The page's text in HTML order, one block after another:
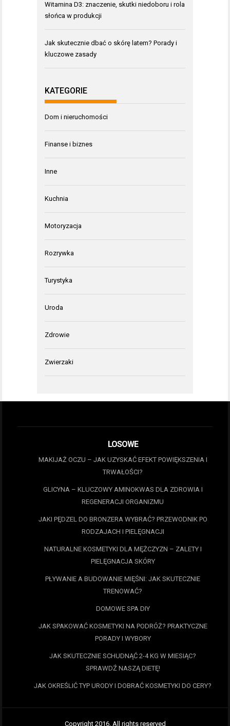
Witamina D3: znaczenie, skutki niedoboru i rola
słońca w produkcji
Jak skutecznie dbać o skórę latem? Porady i
kluczowe zasady
KATEGORIE
Dom i nieruchomości
Finanse i biznes
Inne
Kuchnia
Motoryzacja
Rozrywka
Turystyka
Uroda
Zdrowie
Zwierzaki
LOSOWE
MAKIJAŻ OCZU – JAK UZYSKAĆ EFEKT POWIĘKSZENIA I
TRWAŁOŚCI?
GLICYNA – KLUCZOWY AMINOKWAS DLA ZDROWIA I
REGENERACJI ORGANIZMU
JAKI PĘDZEL DO BRONZERA WYBRAĆ? PRZEWODNIK PO
RODZAJACH I PIELĘGNACJI
NATURALNE KOSMETYKI DLA MĘŻCZYZN – ZALETY I
PIELĘGNACJA SKÓRY
PŁYWANIE A BUDOWANIE MIĘŚNI: JAK SKUTECZNIE
TRENOWAĆ?
DOMOWE SPA DIY
JAK SPAKOWAĆ KOSMETYKI NA PODRÓŻ? PRAKTYCZNE
PORADY I WYBORY
JAK SKUTECZNIE SCHUDNĄĆ 2-4 KG W MIESIĄC?
SPRAWDŹ NASZĄ DIETĘ!
JAK OKREŚLIĆ TYP URODY I DOBRAĆ KOSMETYKI DO CERY?
Copyright 2016. All rights reserved